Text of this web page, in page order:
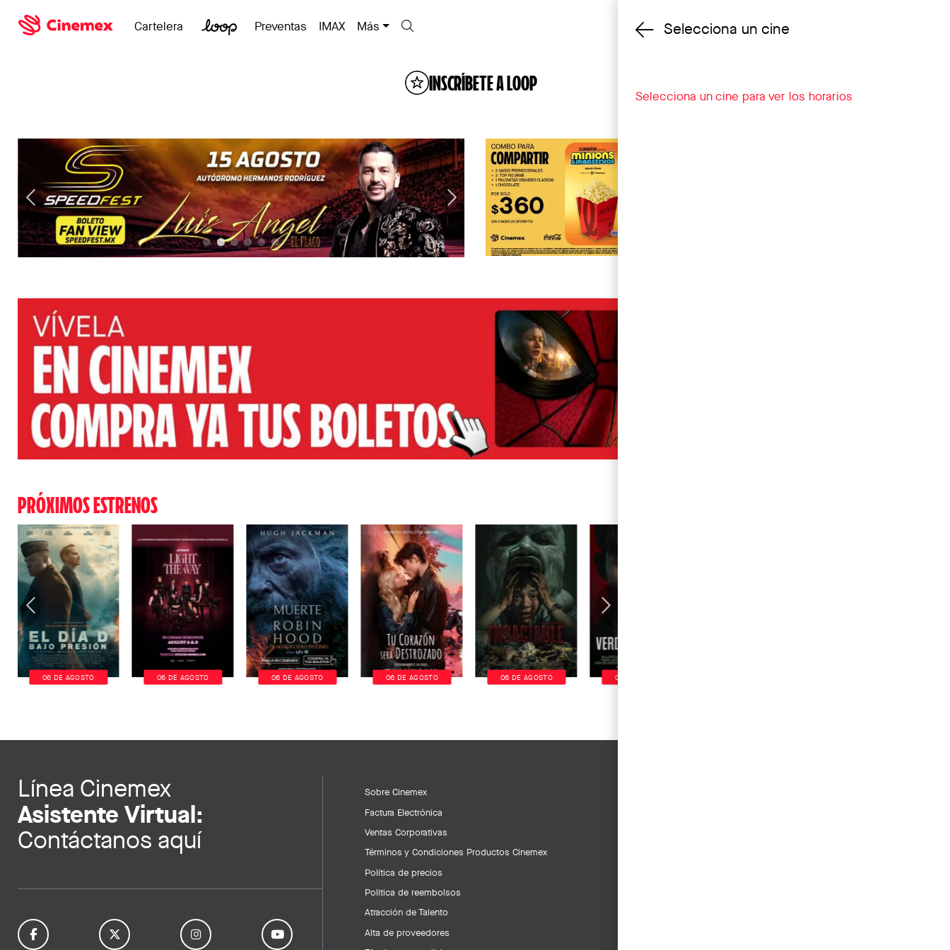
Cambiar cine
Cartelera Preventas IMAX Más
INSCRÍBETE A LOOP
PRÓXIMOS ESTRENOS
06 DE AGOSTO 06 DE AGOSTO 06 DE AGOSTO 06 DE AGOSTO 06 DE AGOSTO 06 DE AGOSTO
Línea Cinemex
Asistente Virtual:
Contáctanos aquí
Sobre Cinemex
Factura Electrónica
Ventas Corporativas
Términos y Condiciones Productos Cinemex
Política de precios
Política de reembolsos
Atracción de Talento
Alta de proveedores
Selecciona un cine
Selecciona un cine para ver los horarios